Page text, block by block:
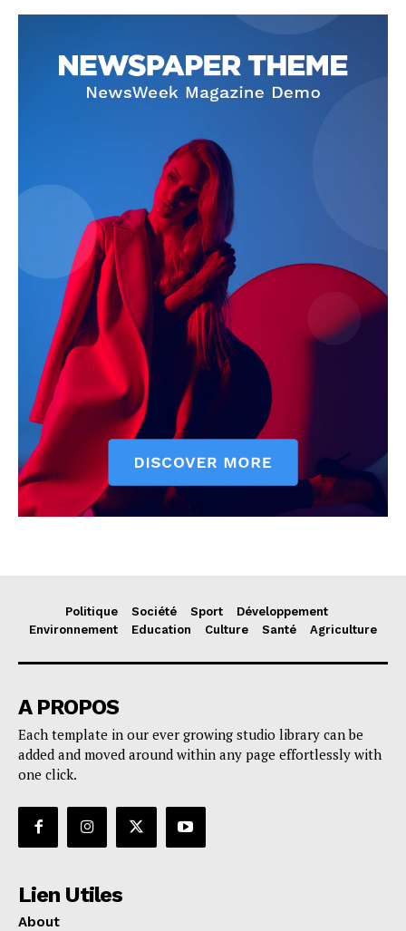
Politique Société Sport
Développement
Environnement
Education Culture Santé Agriculture
A PROPOS
Each template in our ever growing studio library can be
added and moved around within any page effortlessly with
one click.
Lien Utiles
About